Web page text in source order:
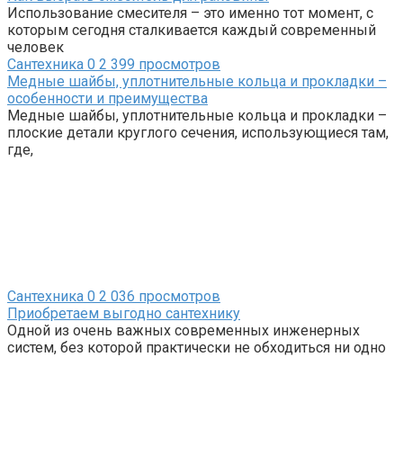
Использование смесителя – это именно тот момент, с
которым сегодня сталкивается каждый современный
человек
Сантехника 0 2 399 просмотров
Медные шайбы, уплотнительные кольца и прокладки –
особенности и преимущества
Медные шайбы, уплотнительные кольца и прокладки –
плоские детали круглого сечения, использующиеся там,
где,
Сантехника 0 2 036 просмотров
Приобретаем выгодно сантехнику
Одной из очень важных современных инженерных
систем, без которой практически не обходиться ни одно